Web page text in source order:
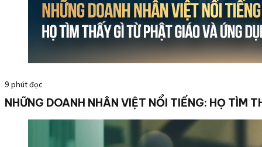
9 phút đọc
NHỮNG DOANH NHÂN VIỆT NỔI TIẾNG: HỌ TÌM